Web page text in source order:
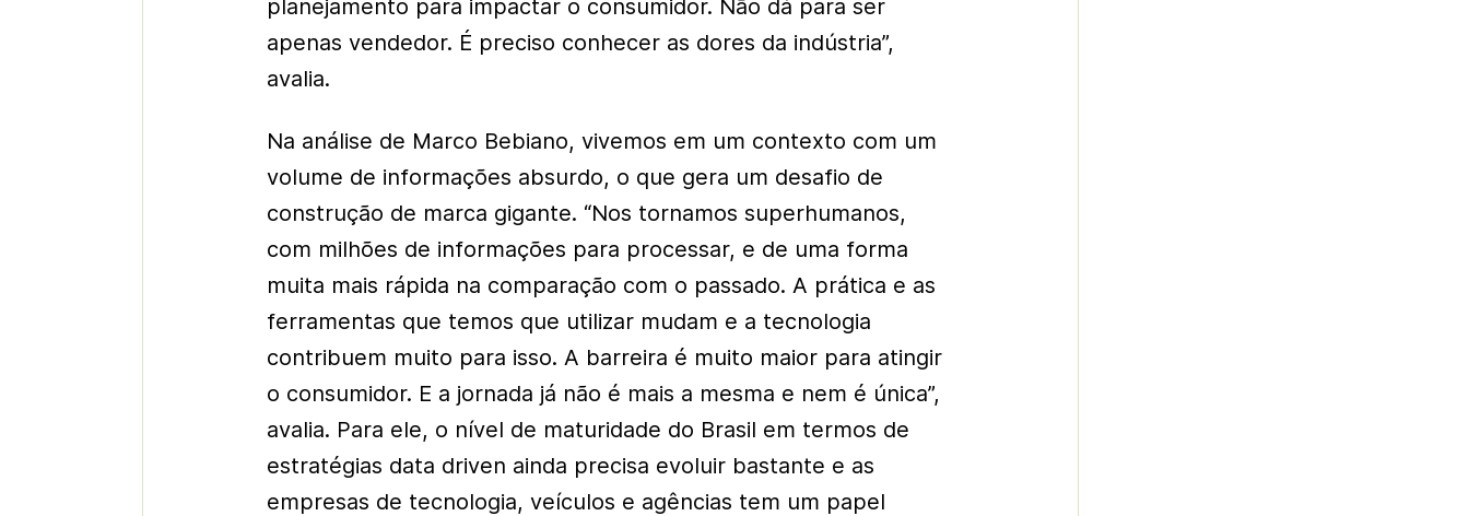
planejamento para impactar o consumidor. Não dá para ser
apenas vendedor. É preciso conhecer as dores da indústria”,
avalia.
Na análise de Marco Bebiano, vivemos em um contexto com um
volume de informações absurdo, o que gera um desafio de
construção de marca gigante. “Nos tornamos superhumanos,
com milhões de informações para processar, e de uma forma
muita mais rápida na comparação com o passado. A prática e as
ferramentas que temos que utilizar mudam e a tecnologia
contribuem muito para isso. A barreira é muito maior para atingir
o consumidor. E a jornada já não é mais a mesma e nem é única”,
avalia. Para ele, o nível de maturidade do Brasil em termos de
estratégias data driven ainda precisa evoluir bastante e as
empresas de tecnologia, veículos e agências tem um papel